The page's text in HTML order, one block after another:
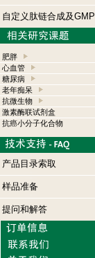
自定义肽链合成及GMP
肥胖
心血管
糖尿病
老年痴呆
抗微生物
激素酶联试剂盒
抗癌小分子化合物
产品目录索取
样品准备
提问和解答